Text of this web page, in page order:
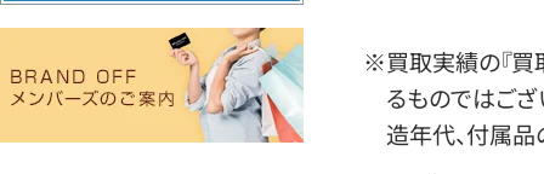
ヤ
※買取実績の『買
るものではござ
造年代、付属品